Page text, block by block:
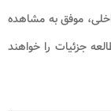
موفق به مشاهده
جزئیات را خواهند